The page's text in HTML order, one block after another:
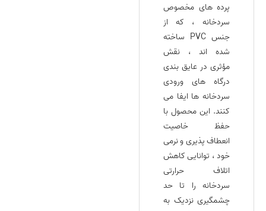
پرده‌ های مخصوص
سردخانه ، که از
جنس PVC ساخته
شده‌ اند ، نقش
مؤثری در عایق‌ بندی
درگاه‌ های ورودی
سردخانه‌ ها ایفا می‌
کنند. این محصول با
حفظ خاصیت
انعطاف‌ پذیری و نرمی
خود ، توانایی کاهش
اتلاف حرارتی
سردخانه را تا حد
چشمگیری نزدیک به